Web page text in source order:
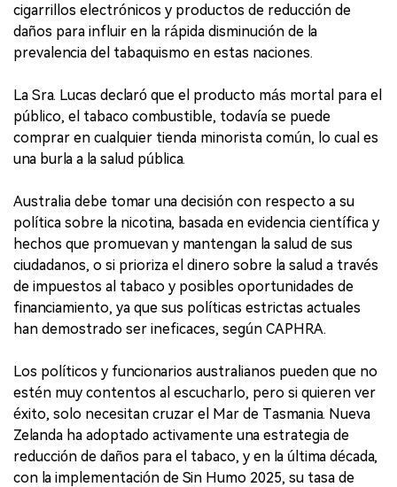
cigarrillos electrónicos y productos de reducción de
daños para influir en la rápida disminución de la
prevalencia del tabaquismo en estas naciones.
La Sra. Lucas declaró que el producto más mortal para el
público, el tabaco combustible, todavía se puede
comprar en cualquier tienda minorista común, lo cual es
una burla a la salud pública.
Australia debe tomar una decisión con respecto a su
política sobre la nicotina, basada en evidencia científica y
hechos que promuevan y mantengan la salud de sus
ciudadanos, o si prioriza el dinero sobre la salud a través
de impuestos al tabaco y posibles oportunidades de
financiamiento, ya que sus políticas estrictas actuales
han demostrado ser ineficaces, según CAPHRA.
Los políticos y funcionarios australianos pueden que no
estén muy contentos al escucharlo, pero si quieren ver
éxito, solo necesitan cruzar el Mar de Tasmania. Nueva
Zelanda ha adoptado activamente una estrategia de
reducción de daños para el tabaco, y en la última década,
con la implementación de Sin Humo 2025, su tasa de